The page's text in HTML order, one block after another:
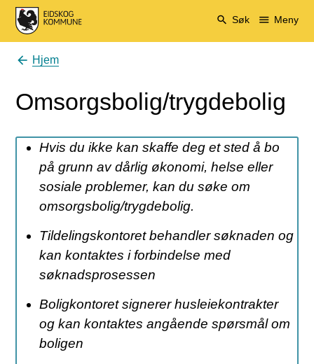
Eidskog kommune Søk Meny
Du er her:
Hjem
Omsorgsbolig/trygdebolig
Hvis du ikke kan skaffe deg et sted å bo
på grunn av dårlig økonomi, helse eller
sosiale problemer, kan du søke om
omsorgsbolig/trygdebolig.
Tildelingskontoret behandler søknaden og
kan kontaktes i forbindelse med
søknadsprosessen
Boligkontoret signerer husleiekontrakter
og kan kontaktes angående spørsmål om
boligen